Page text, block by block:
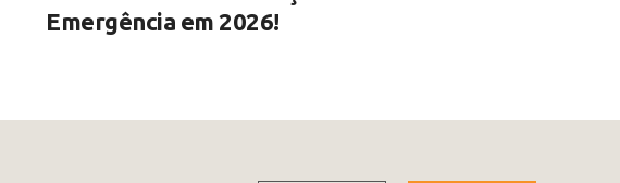
Emergência em 2026!